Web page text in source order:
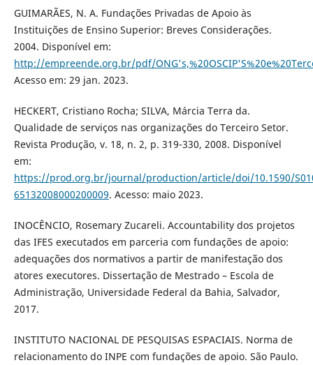
GUIMARÃES, N. A. Fundações Privadas de Apoio às
Instituições de Ensino Superior: Breves Considerações.
2004. Disponível em:
http://empreende.org.br/pdf/
Acesso em: 29 jan. 2023.
HECKERT, Cristiano Rocha; SILVA, Márcia Terra da.
Qualidade de serviços nas organizações do Terceiro Setor.
Revista Produção, v. 18, n. 2, p. 319-330, 2008. Disponível
em:
https://prod.org.br/journal/production/article/doi/10.1590/
65132008000200009. Acesso: maio 2023.
INOCÊNCIO, Rosemary Zucareli. Accountability dos projetos
das IFES executados em parceria com fundações de apoio:
adequações dos normativos a partir de manifestação dos
atores executores. Dissertação de Mestrado – Escola de
Administração, Universidade Federal da Bahia, Salvador,
2017.
INSTITUTO NACIONAL DE PESQUISAS ESPACIAIS. Norma de
relacionamento do INPE com fundações de apoio. São Paulo.